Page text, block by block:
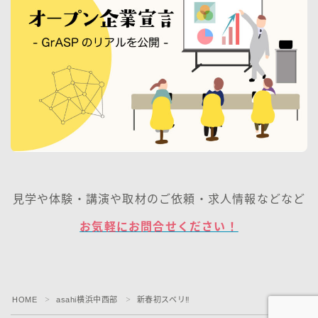
見学や体験・講演や取材のご依頼・求人情報などなど
お気軽にお問合せください！
HOME ＞ asahi横浜中西部 ＞ 新春初スベリ‼